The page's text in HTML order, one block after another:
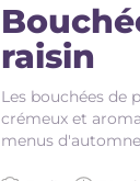
raisin
Les bouchées de
crémeux et
menus